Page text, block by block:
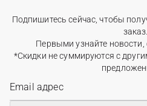
Подпишитесь сейчас, чтобы
заказ.
Первыми узнайте новости,
*Скидки не суммируются с